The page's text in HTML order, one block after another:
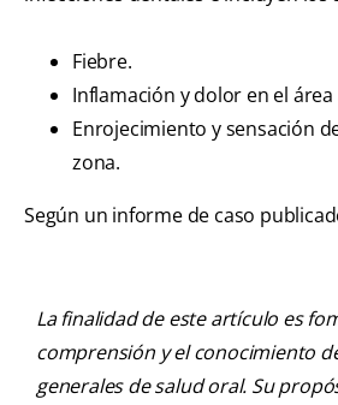
Fiebre.
Inflamación y dolor en el área
Enrojecimiento y sensación
zona.
Según un informe de caso
La finalidad de este artículo es
comprensión y el conocimiento
generales de salud oral. Su